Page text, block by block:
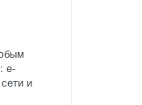
e-
и